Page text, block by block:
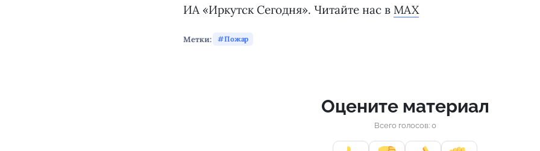
ИА «Иркутск Сегодня». Читайте нас в MAX
Метки: Пожар
Оцените материал
Всего голосов: 0